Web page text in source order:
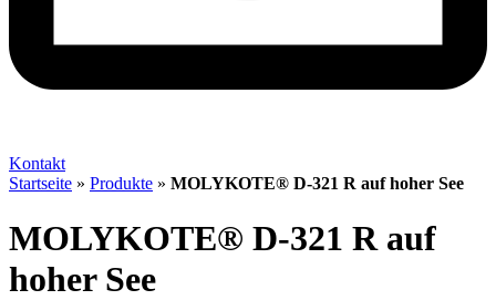
Kontakt
Startseite » Produkte » MOLYKOTE® D-321 R auf hoher See
MOLYKOTE® D-321 R auf
hoher See